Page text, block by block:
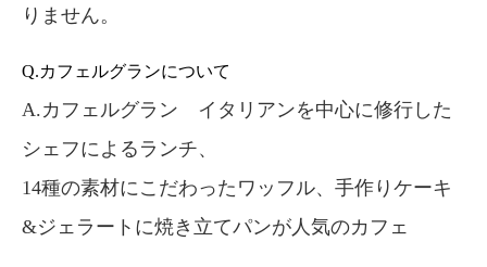
りません。
Q.カフェルグランについて
A.カフェルグラン イタリアンを中心に修行した
シェフによるランチ、
14種の素材にこだわったワッフル、手作りケーキ
&ジェラートに焼き立てパンが人気のカフェ